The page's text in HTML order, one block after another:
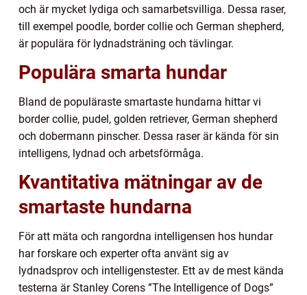
och är mycket lydiga och samarbetsvilliga. Dessa raser,
till exempel poodle, border collie och German shepherd,
är populära för lydnadsträning och tävlingar.
Populära smarta hundar
Bland de populäraste smartaste hundarna hittar vi
border collie, pudel, golden retriever, German shepherd
och dobermann pinscher. Dessa raser är kända för sin
intelligens, lydnad och arbetsförmåga.
Kvantitativa mätningar av de
smartaste hundarna
För att mäta och rangordna intelligensen hos hundar
har forskare och experter ofta använt sig av
lydnadsprov och intelligenstester. Ett av de mest kända
testerna är Stanley Corens ”The Intelligence of Dogs”